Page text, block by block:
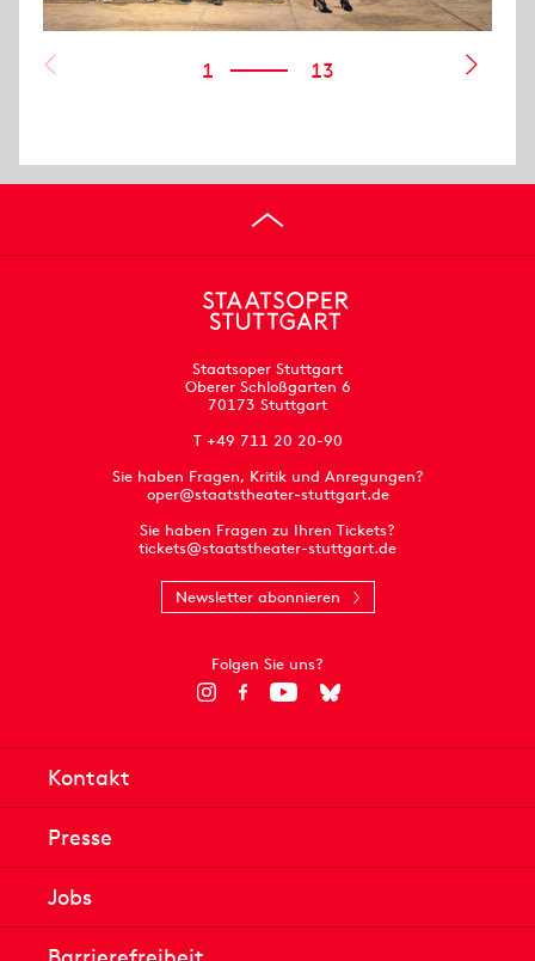
1 13
Staatsoper Stuttgart
Oberer Schloßgarten 6
70173 Stuttgart
T +49 711 20 20-90
Sie haben Fragen, Kritik und Anregungen?
oper@staatstheater-stuttgart.de
Sie haben Fragen zu Ihren Tickets?
tickets@staatstheater-stuttgart.de
Newsletter abonnieren
Folgen Sie uns?
Kontakt
Presse
Jobs